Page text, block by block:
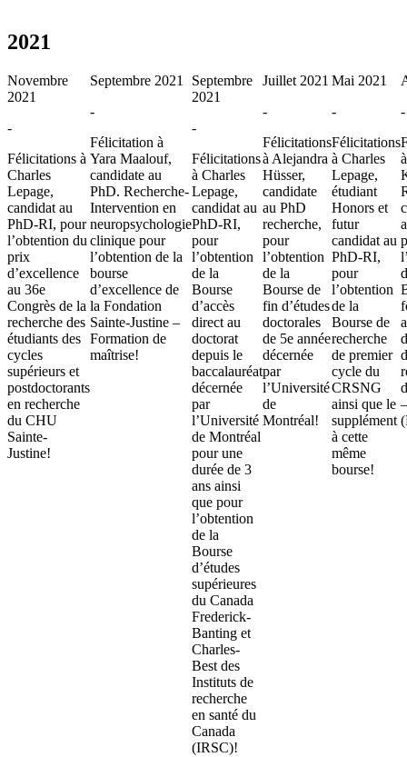
2021
Novembre
2021
-
Félicitations à
Charles
Lepage,
candidat au
PhD-RI, pour
l’obtention du
prix
d’excellence
au 36e
Congrès de la
recherche des
étudiants des
cycles
supérieurs et
postdoctorants
en recherche
du CHU
Sainte-
Justine!
Septembre 2021
-
Félicitation à
Yara Maalouf,
candidate au
PhD. Recherche-
Intervention en
neuropsychologie
clinique pour
l’obtention de la
bourse
d’excellence de
la Fondation
Sainte-Justine –
Formation de
maîtrise!
Septembre
2021
-
Félicitations
à Charles
Lepage,
candidat au
PhD-RI,
pour
l’obtention
de la
Bourse
d’accès
direct au
doctorat
depuis le
baccalauréat
décernée
par
l’Université
de Montréal
pour une
durée de 3
ans ainsi
que pour
l’obtention
de la
Bourse
d’études
supérieures
du Canada
Frederick-
Banting et
Charles-
Best des
Instituts de
recherche
en santé du
Canada
(IRSC)!
Juillet 2021
-
Félicitations
à Alejandra
Hüsser,
candidate
au PhD
recherche,
pour
l’obtention
de la
Bourse de
fin d’études
doctorales
de 5e année
décernée
par
l’Université
de
Montréal!
Mai 2021
-
Félicitations
à Charles
Lepage,
étudiant
Honors et
futur
candidat au
PhD-RI,
pour
l’obtention
de la
Bourse de
recherche
de premier
cycle du
CRSNG
ainsi que le
supplément
à cette
même
bourse!
-
à